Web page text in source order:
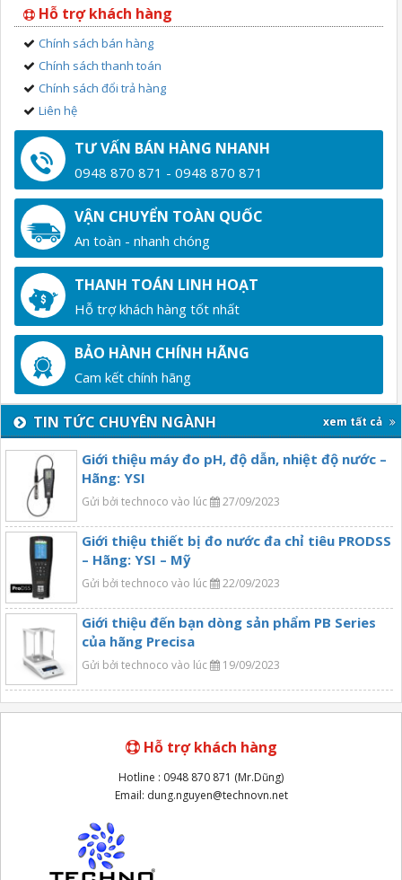
Hỗ trợ khách hàng
Chính sách bán hàng
Chính sách thanh toán
Chính sách đổi trả hàng
Liên hệ
TƯ VẤN BÁN HÀNG NHANH
0948 870 871 - 0948 870 871
VẬN CHUYỂN TOÀN QUỐC
An toàn - nhanh chóng
THANH TOÁN LINH HOẠT
Hỗ trợ khách hàng tốt nhất
BẢO HÀNH CHÍNH HÃNG
Cam kết chính hãng
TIN TỨC CHUYÊN NGÀNH xem tất cả
Giới thiệu máy đo pH, độ dẫn, nhiệt độ nước –
Hãng: YSI
Gửi bởi technoco vào lúc 27/09/2023
Giới thiệu thiết bị đo nước đa chỉ tiêu PRODSS
– Hãng: YSI – Mỹ
Gửi bởi technoco vào lúc 22/09/2023
Giới thiệu đến bạn dòng sản phẩm PB Series
của hãng Precisa
Gửi bởi technoco vào lúc 19/09/2023
Hỗ trợ khách hàng
Hotline : 0948 870 871 (Mr.Dũng)
Email: dung.nguyen@technovn.net